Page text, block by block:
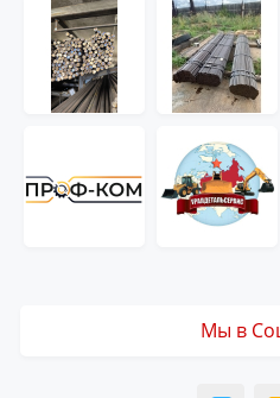
Мы в